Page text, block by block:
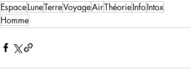
EspaceLuneTerreVoyageAirThéorieInfoIntox
Homme